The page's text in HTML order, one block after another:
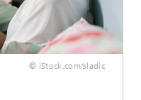
© iStock.com/sladic